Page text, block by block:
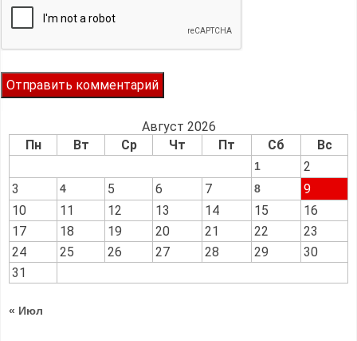
Август 2026
Пн
Вт Ср Чт Пт Сб Вс
1
2
3
4 5 6 7 8
9
10
11 12 13 14 15
16
17
18 19 20 21 22
23
24
25 26 27 28 29
30
31
« Июл